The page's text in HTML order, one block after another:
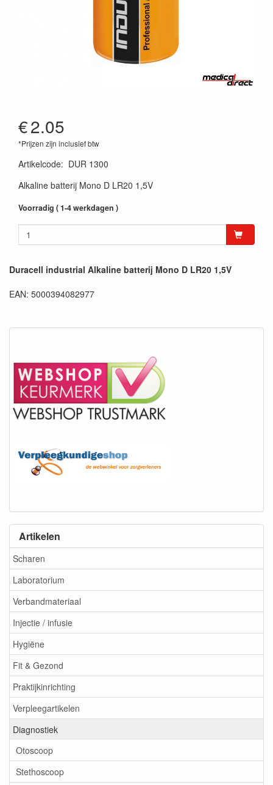
Artikelen
Scharen
Laboratorium
Verbandmateriaal
Injectie / infusie
Hygiëne
Fit & Gezond
Praktijkinrichting
Verpleegartikelen
Diagnostiek
Otoscoop
Stethoscoop
€2.05
*Prijzen zijn inclusief btw
Artikelcode: DUR 1300
Alkaline batterij Mono D LR20 1,5V
Voorradig ( 1-4 werkdagen )
Duracell industrial Alkaline batterij Mono D LR20 1,5V
EAN: 5000394082977